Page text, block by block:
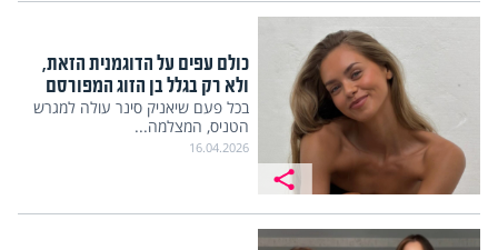
כולם עפים על הדוגמנית הזאת,
ולא רק בגלל בן הזוג המפורסם
בכל פעם שיאניק סינר עולה למגרש
הטניס, המצלמה...
16.04.2026